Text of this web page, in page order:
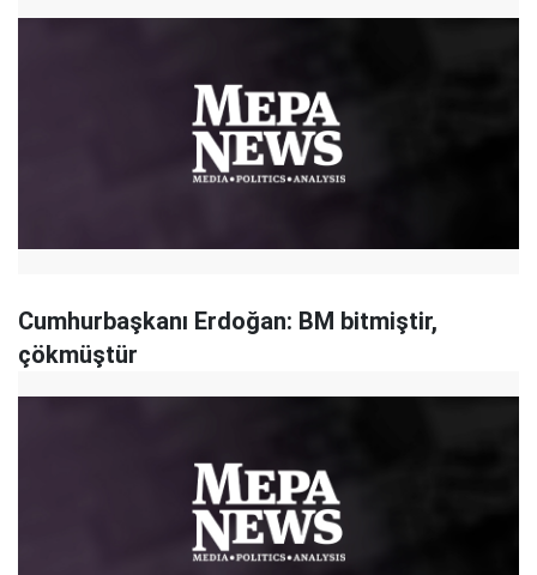
Cumhurbaşkanı Erdoğan: BM bitmiştir,
çökmüştür